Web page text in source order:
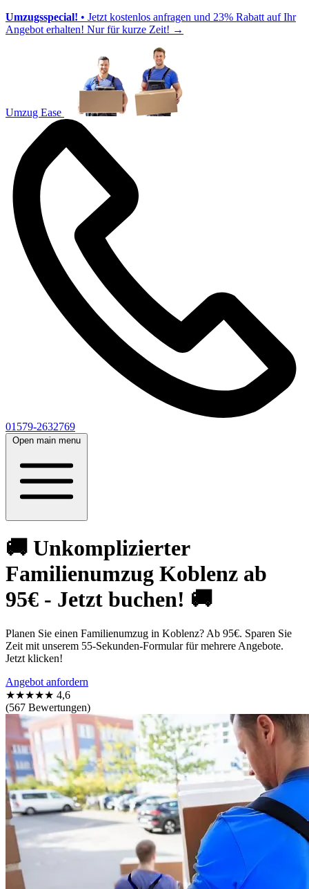
Umzugsspecial! • Jetzt kostenlos anfragen und 23% Rabatt auf Ihr
Angebot erhalten! Nur für kurze Zeit! →
Umzug Ease
01579-2632769
Open main menu
🚚 Unkomplizierter
Familienumzug Koblenz ab
95€ - Jetzt buchen! 🚚
Planen Sie einen Familienumzug in Koblenz? Ab 95€. Sparen Sie
Zeit mit unserem 55-Sekunden-Formular für mehrere Angebote.
Jetzt klicken!
Angebot anfordern
★★★★★ 4,6
(567 Bewertungen)